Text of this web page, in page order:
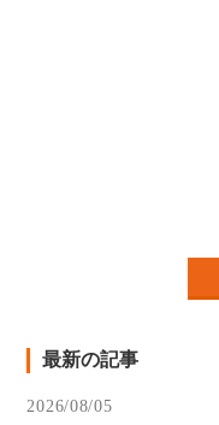
最新の記事
2026/08/05